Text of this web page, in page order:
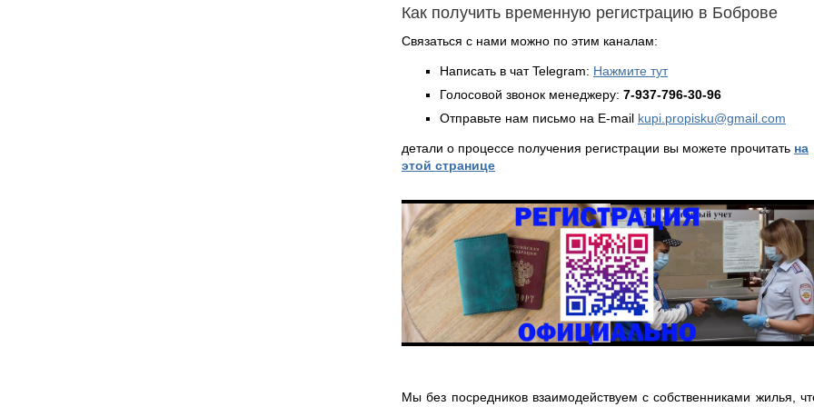
Как получить временную регистрацию в Боброве
Связаться с нами можно по этим каналам:
Написать в чат Telegram: Нажмите тут
Голосовой звонок менеджеру: 7-937-796-30-96
Отправьте нам письмо на E-mail kupi.propisku@gmail.com
детали о процессе получения регистрации вы можете прочитать на
этой странице
Мы без посредников взаимодействуем с собственниками жилья,